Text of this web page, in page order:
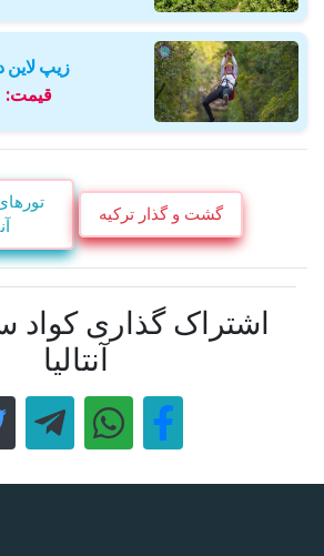
زیپ لاین
قیمت:
گشت و گذار ترکیه
اشتراک گذاری کواد
آنتالیا